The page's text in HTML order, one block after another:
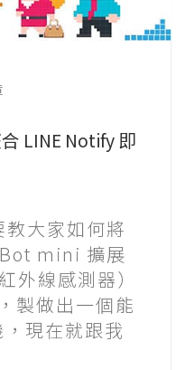
LINE Notify 即
大家如何將
mini 擴展
外線感測器）
製做出一個能
現在就跟我